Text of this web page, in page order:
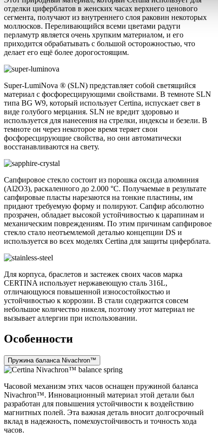
отделки циферблатов в женских часах верхнего ценового
сегмента, получают из внутреннего слоя раковин некоторых
моллюсков. Переливающийся всеми цветами радуги
перламутр является очень хрупким материалом, и его
приходится обрабатывать с большой осторожностью, что
делает его ещё более дорогостоящим.
Super-LumiNova ® (SLN) представляет собой cветящийся
материал с фосфоресцирующими свойствами. В темноте SLN
типа BG W9, который использует Certina, испускает свет в
виде голубого мерцания. SLN не вредит здоровью и
используется для нанесения на стрелки, индексы и безели. В
темноте он через некоторое время теряет свои
фосфоресцирующие свойства, но они автоматически
восстанавливаются на свету.
Сапфировое стекло состоит из порошка оксида алюминия
(Al2O3), раскаленного до 2.000 °C. Получаемые в результате
сапфировые пласты нарезаются на тонкие пластины, им
придают требуемую форму и полируют. Сапфир абсолютно
прозрачен, обладает высокой устойчивостью к царапинам и
механическим повреждениям. По этим причинам сапфировое
стекло стало неотъемлемой деталью концепции DS и
используется во всех моделях Certina для защиты циферблата.
Для корпуса, браслетов и застежек своих часов марка
CERTINA использует нержавеющую сталь 316L,
отличающуюся повышенной износостойкостью и
устойчивостью к коррозии. В стали содержится совсем
небольшое количество никеля, поэтому этот материал не
вызывает аллергии при использовании.
Особенности
Пружина баланса Nivachron™
Часовой механизм этих часов оснащен пружиной баланса
Nivachron™. Инновационный материал этой детали был
разработан для повышения устойчивости к воздействию
магнитных полей. Эта важная деталь вносит долгосрочный
вклад в надежность, помехоустойчивость и точность хода
часов.